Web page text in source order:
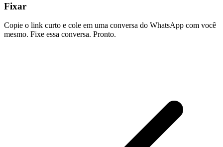
Fixar
Copie o link curto e cole em uma conversa do WhatsApp com você
mesmo. Fixe essa conversa. Pronto.